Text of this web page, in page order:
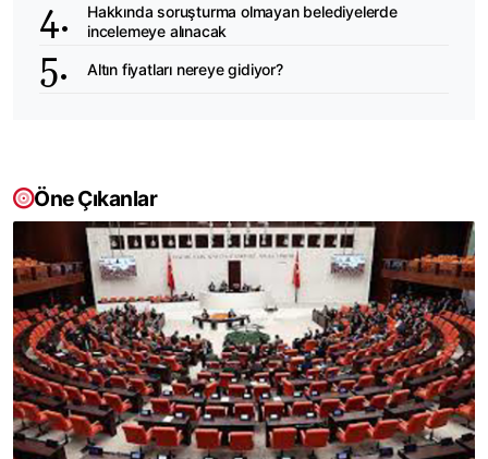
Hakkında soruşturma olmayan belediyelerde
incelemeye alınacak
Altın fiyatları nereye gidiyor?
Öne Çıkanlar